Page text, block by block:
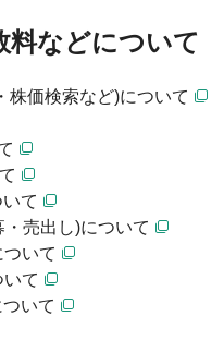
料などについて
株価検索など)について
て
・売出し)について
いて
て
いて